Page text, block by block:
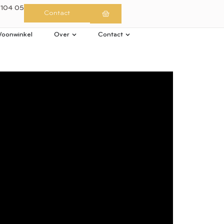
05
Contact
Over Contact